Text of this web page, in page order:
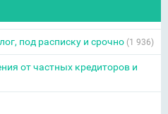
под расписку и срочно (1 936)
от частных кредиторов и